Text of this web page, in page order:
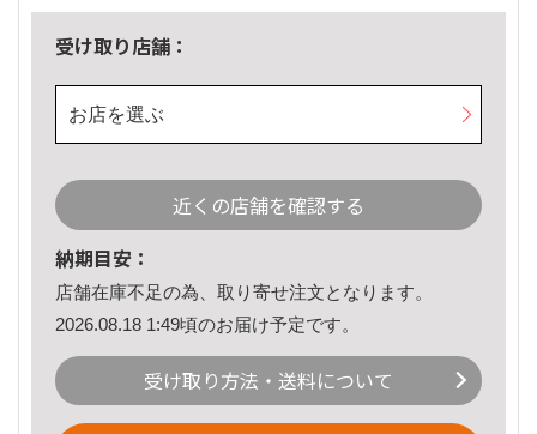
受け取り店舗：
お店を選ぶ
近くの店舗を確認する
納期目安：
店舗在庫不足の為、取り寄せ注文となります。
2026.08.18 1:49頃のお届け予定です。
受け取り方法・送料について